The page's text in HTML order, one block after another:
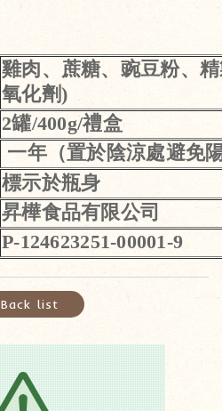
雞肉、蔗糖、豌豆粉、
氧化劑)
2罐/400g/禮盒
一年（置於陰涼處避免
標示於瓶身
昇樺食品有限公司
P-124623251-00001-9
Back list